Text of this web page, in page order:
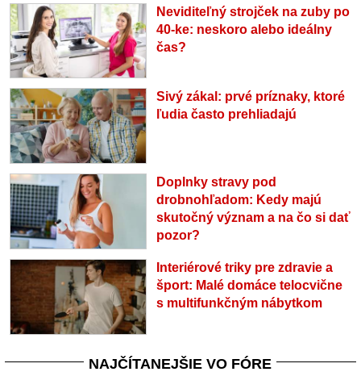
Neviditeľný strojček na zuby po
40-ke: neskoro alebo ideálny
čas?
Sivý zákal: prvé príznaky, ktoré
ľudia často prehliadajú
Doplnky stravy pod
drobnohľadom: Kedy majú
skutočný význam a na čo si dať
pozor?
Interiérové triky pre zdravie a
šport: Malé domáce telocvične
s multifunkčným nábytkom
NAJČÍTANEJŠIE VO FÓRE